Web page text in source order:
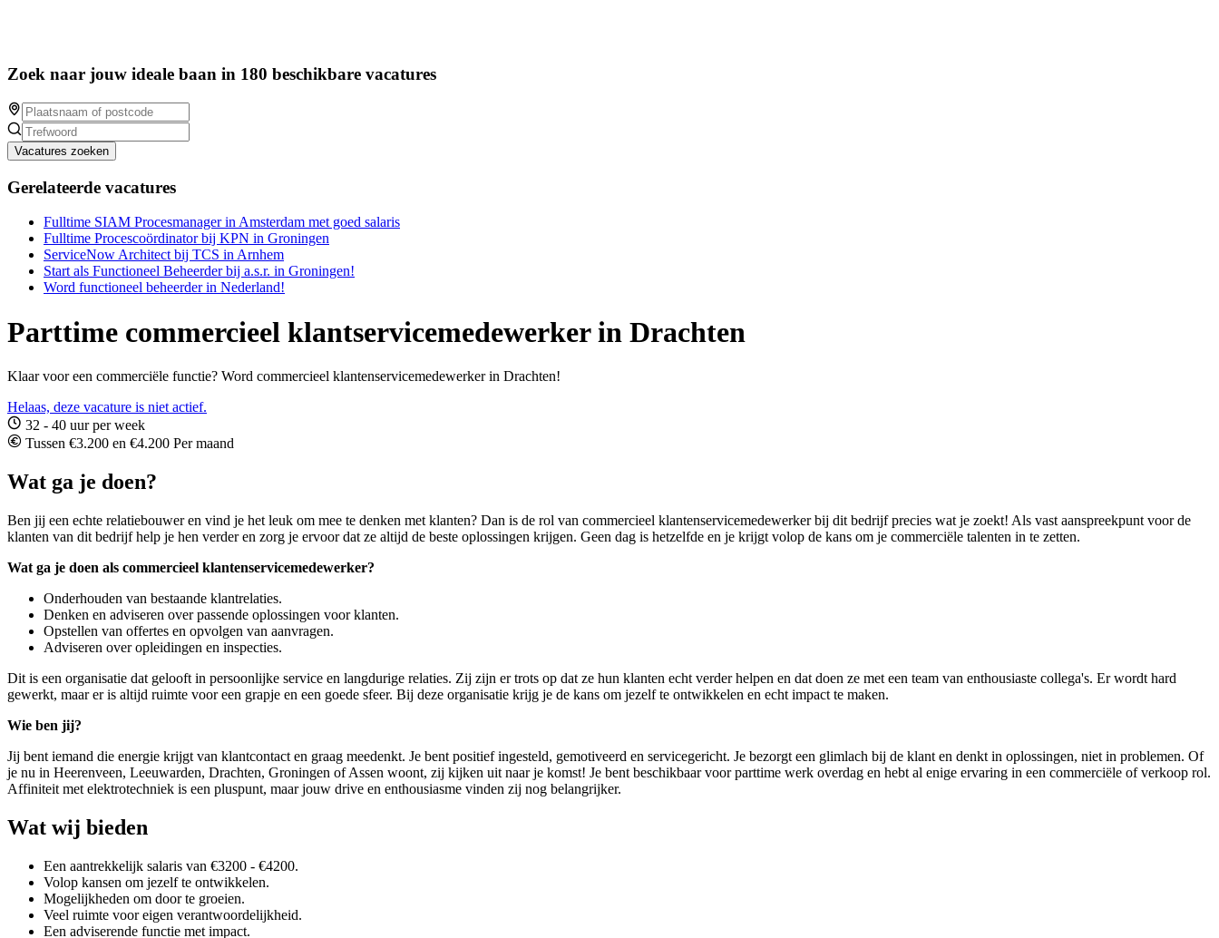
Zoek naar jouw ideale baan in 180 beschikbare vacatures
Vacatures zoeken
Gerelateerde vacatures
Fulltime SIAM Procesmanager in Amsterdam met goed salaris
Fulltime Procescoördinator bij KPN in Groningen
ServiceNow Architect bij TCS in Arnhem
Start als Functioneel Beheerder bij a.s.r. in Groningen!
Word functioneel beheerder in Nederland!
Parttime commercieel klantservicemedewerker in Drachten
Klaar voor een commerciële functie? Word commercieel klantenservicemedewerker in Drachten!
Helaas, deze vacature is niet actief.
32 - 40 uur per week
Tussen €3.200 en €4.200 Per maand
Wat ga je doen?
Ben jij een echte relatiebouwer en vind je het leuk om mee te denken met klanten? Dan is de rol van commercieel klantenservicemedewerker bij dit bedrijf precies wat je zoekt! Als vast aanspreekpunt voor de
klanten van dit bedrijf help je hen verder en zorg je ervoor dat ze altijd de beste oplossingen krijgen. Geen dag is hetzelfde en je krijgt volop de kans om je commerciële talenten in te zetten.
Wat ga je doen als commercieel klantenservicemedewerker?
Onderhouden van bestaande klantrelaties.
Denken en adviseren over passende oplossingen voor klanten.
Opstellen van offertes en opvolgen van aanvragen.
Adviseren over opleidingen en inspecties.
Dit is een organisatie dat gelooft in persoonlijke service en langdurige relaties. Zij zijn er trots op dat ze hun klanten echt verder helpen en dat doen ze met een team van enthousiaste collega's. Er wordt hard
gewerkt, maar er is altijd ruimte voor een grapje en een goede sfeer. Bij deze organisatie krijg je de kans om jezelf te ontwikkelen en echt impact te maken.
Wie ben jij?
Jij bent iemand die energie krijgt van klantcontact en graag meedenkt. Je bent positief ingesteld, gemotiveerd en servicegericht. Je bezorgt een glimlach bij de klant en denkt in oplossingen, niet in problemen. Of
je nu in Heerenveen, Leeuwarden, Drachten, Groningen of Assen woont, zij kijken uit naar je komst! Je bent beschikbaar voor parttime werk overdag en hebt al enige ervaring in een commerciële of verkoop rol.
Affiniteit met elektrotechniek is een pluspunt, maar jouw drive en enthousiasme vinden zij nog belangrijker.
Wat wij bieden
Een aantrekkelijk salaris van €3200 - €4200.
Volop kansen om jezelf te ontwikkelen.
Mogelijkheden om door te groeien.
Veel ruimte voor eigen verantwoordelijkheid.
Een adviserende functie met impact.